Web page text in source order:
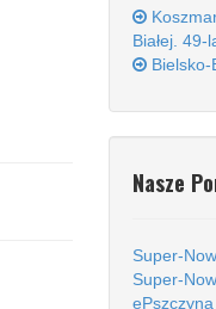
Białej.
Bielsko-
Nasze
Super-
Super-